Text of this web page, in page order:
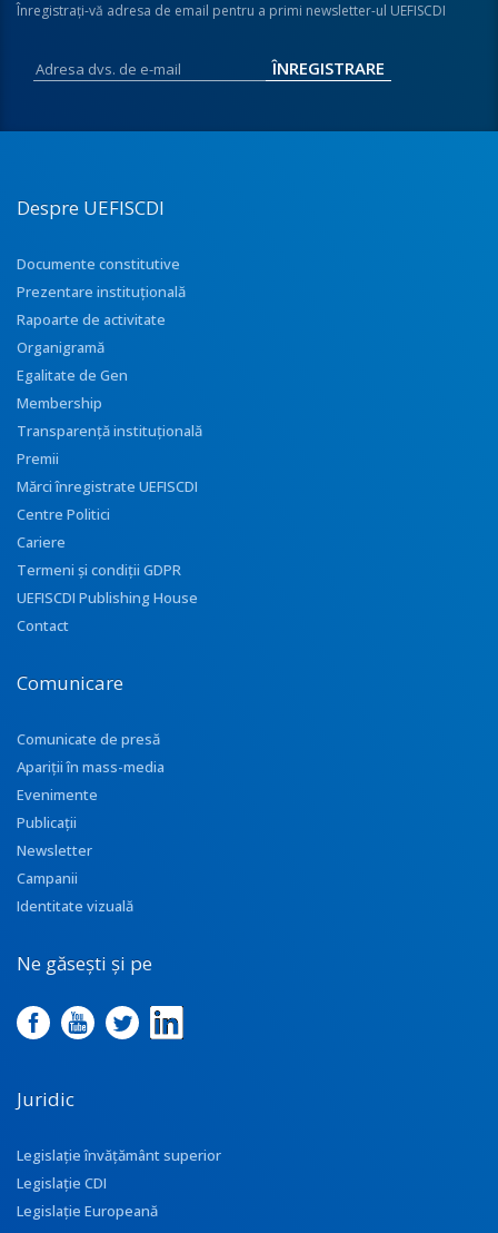
Înregistraţi-vă adresa de email pentru a primi newsletter-ul UEFISCDI
Despre UEFISCDI
Documente constitutive
Prezentare instituţională
Rapoarte de activitate
Organigramă
Egalitate de Gen
Membership
Transparenţă instituţională
Premii
Mărci înregistrate UEFISCDI
Centre Politici
Cariere
Termeni și condiții GDPR
UEFISCDI Publishing House
Contact
Comunicare
Comunicate de presă
Apariţii în mass-media
Evenimente
Publicații
Newsletter
Campanii
Identitate vizuală
Ne găsești și pe
Juridic
Legislație învățământ superior
Legislație CDI
Legislație Europeană